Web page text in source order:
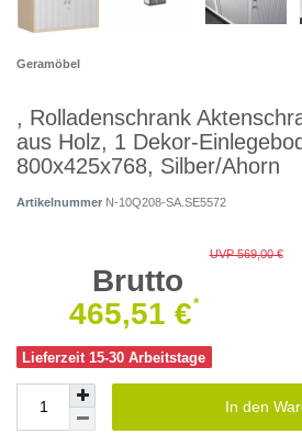
Geramöbel
, Rolladenschrank
aus Holz, 1 Dekor-
800x425x768, Silber/Ahorn
Artikelnummer N-10Q208-SA.SE5572
UVP 569,00 €
Brutto
465,51 €
*
Lieferzeit 15-30 Arbeitstage
In den